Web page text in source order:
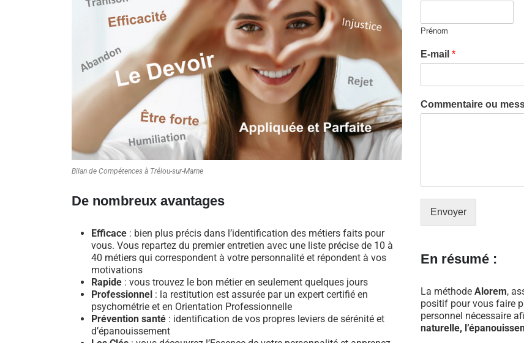
Bilan de Compétences à Trélou-sur-Marne
De nombreux avantages
Efficace : bien plus précis dans l’identification des métiers faits pour
vous. Vous repartez du premier entretien avec une liste précise de 10 à
40 métiers qui correspondent à votre personnalité et répondent à vos
motivations
Rapide : vous trouvez le bon métier en seulement quelques jours
Professionnel : la restitution est assurée par un expert certifié en
psychométrie et en Orientation Professionnelle
Prévention santé : identification de vos propres leviers de sérénité et
d’épanouissement
Prénom
E-mail *
Commentaire ou
Envoyer
En résumé :
La méthode Alorem,
positif pour vous faire
personnel nécessaire
naturelle,